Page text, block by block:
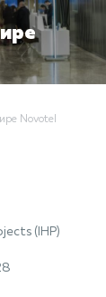
Novotel
(IHP)